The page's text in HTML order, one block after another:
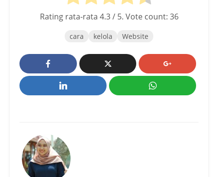
Rating rata-rata 4.3/ 5. Vote count: 36
cara kelola Website